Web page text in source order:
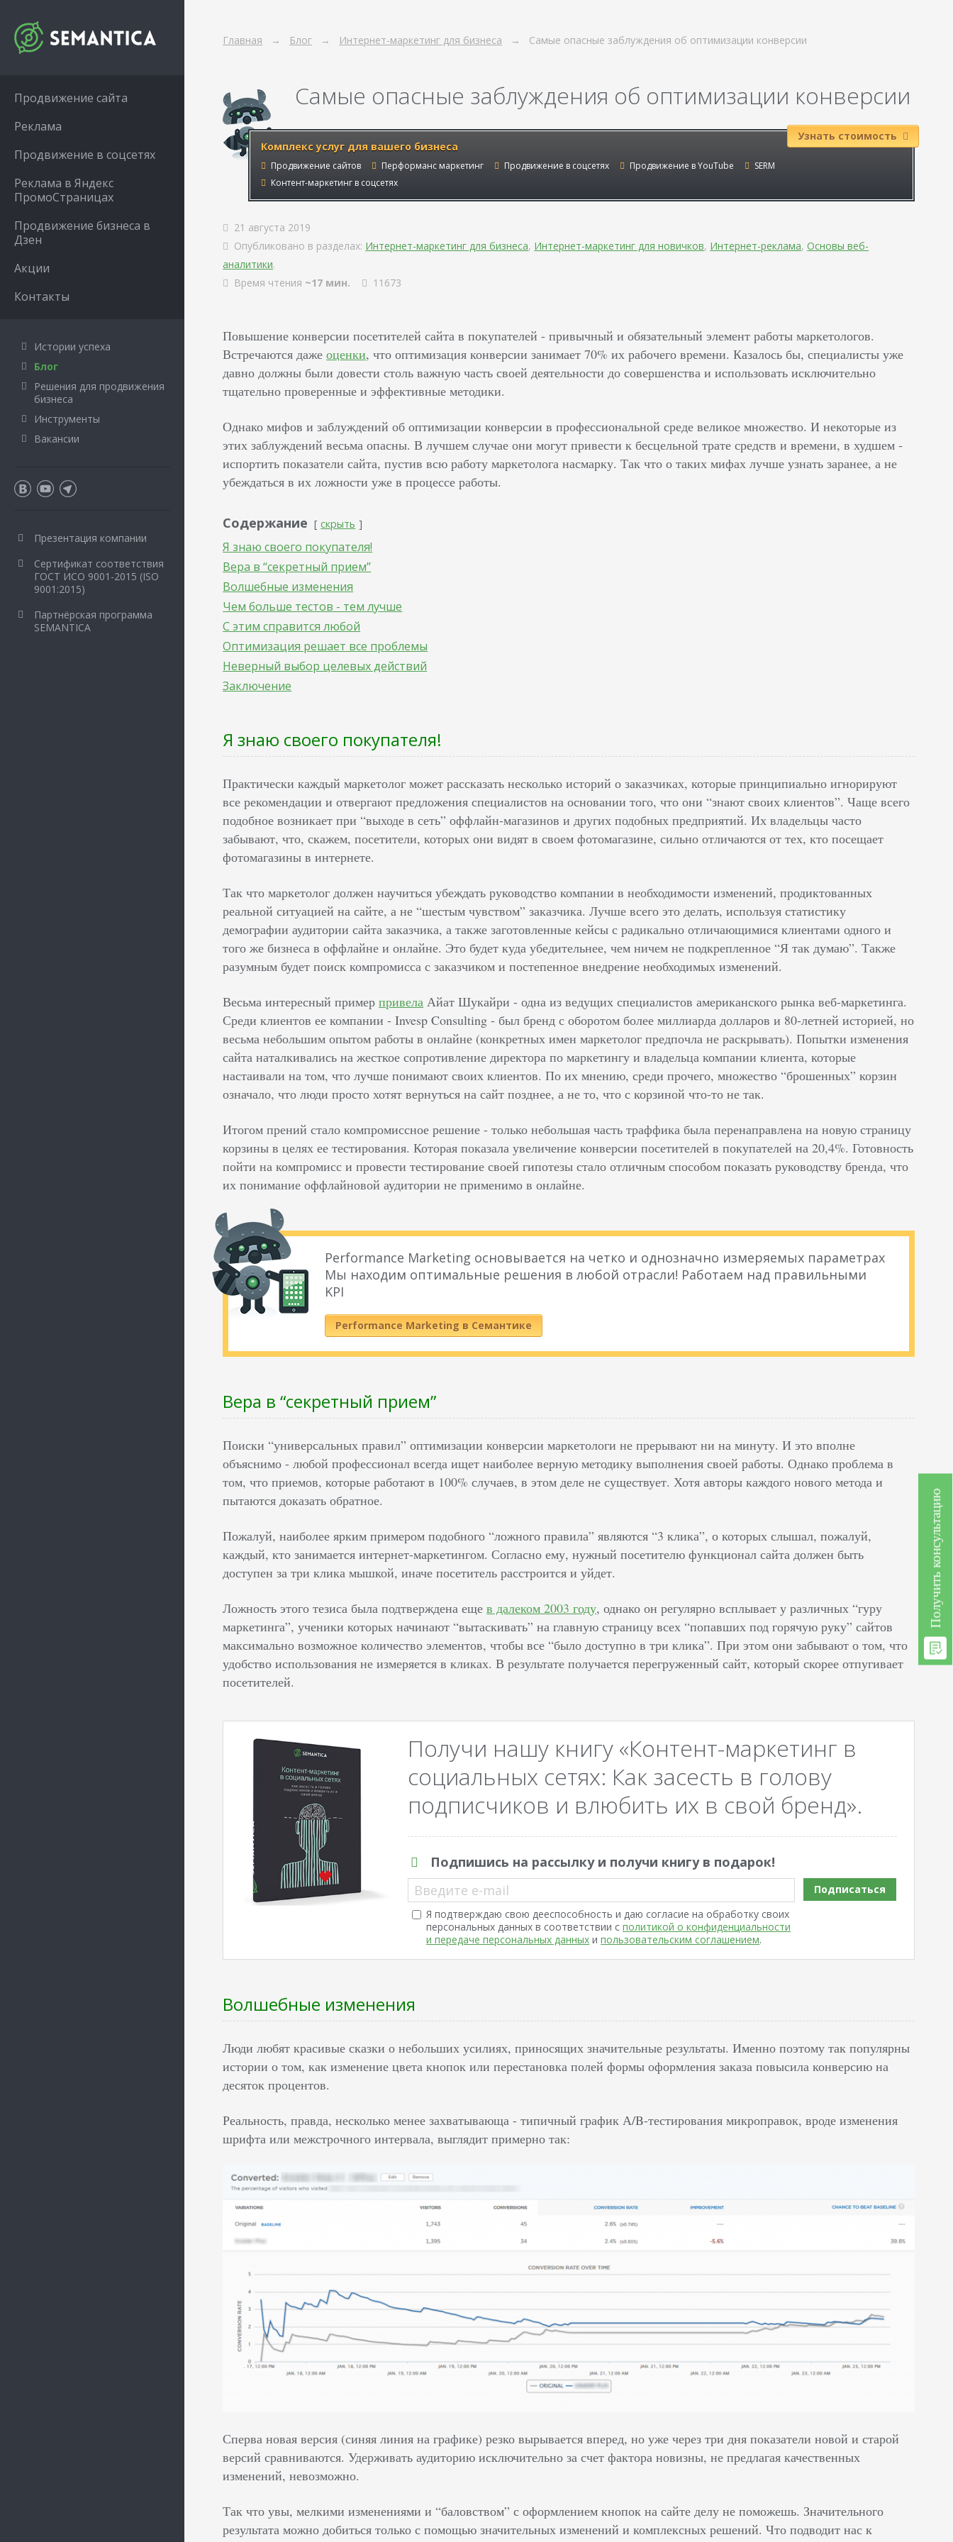
Главная Блог Интернет-маркетинг для бизнеса Самые опасные заблуждения об оптимизации конверсии
Самые опасные заблуждения об оптимизации конверсии
Комплекс услуг для вашего бизнеса
Продвижение сайтов Перформанс маркетинг Продвижение в соцсетях Продвижение в YouTube
SERM
Контент-маркетинг в соцсетях
Узнать стоимость
21 августа 2019
Опубликовано в разделах: Интернет-маркетинг для бизнеса, Интернет-маркетинг для новичков, Интернет-реклама,Основы веб-
аналитики.
Время чтения ~17 мин. 11673
Повышение конверсии посетителей сайта в покупателей - привычный и обязательный элемент работы маркетологов.
Встречаются дажеоценки, что оптимизация конверсии занимает 70% их рабочего времени. Казалось бы, специалисты уже
давно должны были довести столь важную часть своей деятельности до совершенства и использовать исключительно
тщательно проверенные и эффективные методики.
Однако мифов и заблуждений об оптимизации конверсии в профессиональной среде великое множество. И некоторые из
этих заблуждений весьма опасны. В лучшем случае они могут привести к бесцельной трате средств и времени, в худшем -
испортить показатели сайта, пустив всю работу маркетолога насмарку. Так что о таких мифах лучше узнать заранее, а не
убеждаться в их ложности уже в процессе работы.
Содержание скрыть
Я знаю своего покупателя!
Вера в “секретный прием”
Волшебные изменения
Чем больше тестов - тем лучше
С этим справится любой
Оптимизация решает все проблемы
Неверный выбор целевых действий
Заключение
Я знаю своего покупателя!
Практически каждый маркетолог может рассказать несколько историй о заказчиках, которые принципиально игнорируют
все рекомендации и отвергают предложения специалистов на основании того, что они “знают своих клиентов”. Чаще всего
подобное возникает при “выходе в сеть” оффлайн-магазинов и других подобных предприятий. Их владельцы часто
забывают, что, скажем, посетители, которых они видят в своем фотомагазине, сильно отличаются от тех, кто посещает
фотомагазины в интернете.
Так что маркетолог должен научиться убеждать руководство компании в необходимости изменений, продиктованных
реальной ситуацией на сайте, а не “шестым чувством” заказчика. Лучше всего это делать, используя статистику
демографии аудитории сайта заказчика, а также заготовленные кейсы с радикально отличающимися клиентами одного и
того же бизнеса в оффлайне и онлайне. Это будет куда убедительнее, чем ничем не подкрепленное “Я так думаю”. Также
разумным будет поиск компромисса с заказчиком и постепенное внедрение необходимых изменений.
Весьма интересный примерпривела Айат Шукайри - одна из ведущих специалистов американского рынка веб-маркетинга.
Среди клиентов ее компании - Invesp Consulting - был бренд с оборотом более миллиарда долларов и 80-летней историей, но
весьма небольшим опытом работы в онлайне (конкретных имен маркетолог предпочла не раскрывать). Попытки изменения
сайта наталкивались на жесткое сопротивление директора по маркетингу и владельца компании клиента, которые
настаивали на том, что лучше понимают своих клиентов. По их мнению, среди прочего, множество “брошенных” корзин
означало, что люди просто хотят вернуться на сайт позднее, а не то, что с корзиной что-то не так.
Итогом прений стало компромиссное решение - только небольшая часть траффика была перенаправлена на новую страницу
корзины в целях ее тестирования. Которая показала увеличение конверсии посетителей в покупателей на 20,4%. Готовность
пойти на компромисс и провести тестирование своей гипотезы стало отличным способом показать руководству бренда, что
их понимание оффлайновой аудитории не применимо в онлайне.
Performance Marketing основывается на четко и однозначно измеряемых параметрах
Мы находим оптимальные решения в любой отрасли! Работаем над правильными
KPI
Performance Marketing в Семантике
Вера в “секретный прием”
Поиски “универсальных правил” оптимизации конверсии маркетологи не прерывают ни на минуту. И это вполне
объяснимо - любой профессионал всегда ищет наиболее верную методику выполнения своей работы. Однако проблема в
том, что приемов, которые работают в 100% случаев, в этом деле не существует. Хотя авторы каждого нового метода и
пытаются доказать обратное.
Пожалуй, наиболее ярким примером подобного “ложного правила” являются “3 клика”, о которых слышал, пожалуй,
каждый, кто занимается интернет-маркетингом. Согласно ему, нужный посетителю функционал сайта должен быть
доступен за три клика мышкой, иначе посетитель расстроится и уйдет.
Ложность этого тезиса была подтверждена ещев далеком 2003 году, однако он регулярно всплывает у различных “гуру
маркетинга”, ученики которых начинают “вытаскивать” на главную страницу всех “попавших под горячую руку” сайтов
максимально возможное количество элементов, чтобы все “было доступно в три клика”. При этом они забывают о том, что
удобство использования не измеряется в кликах. В результате получается перегруженный сайт, который скорее отпугивает
посетителей.
Получи нашу книгу «Контент-маркетинг в
социальных сетях: Как засесть в голову
подписчиков и влюбить их в свой бренд».
Подпишись на рассылку и получи книгу в подарок!
Введите e-mail
Я подтверждаю свою дееспособность и даю согласие на обработку своих
персональных данных в соответствии сполитикой о конфиденциальности
и передаче персональных данных ипользовательским соглашением.
Подписаться
Волшебные изменения
Люди любят красивые сказки о небольших усилиях, приносящих значительные результаты. Именно поэтому так популярны
истории о том, как изменение цвета кнопок или перестановка полей формы оформления заказа повысила конверсию на
десяток процентов.
Реальность, правда, несколько менее захватывающа - типичный график А/B-тестирования микроправок, вроде изменения
шрифта или межстрочного интервала, выглядит примерно так:
Сперва новая версия (синяя линия на графике) резко вырывается вперед, но уже через три дня показатели новой и старой
версий сравниваются. Удерживать аудиторию исключительно за счет фактора новизны, не предлагая качественных
изменений, невозможно.
Так что увы, мелкими изменениями и “баловством” с оформлением кнопок на сайте делу не поможешь. Значительного
результата можно добиться только с помощью значительных изменений и комплексных решений. Что подводит нас к
Продвижение сайта
Реклама
Продвижение в соцсетях
Реклама в Яндекс
ПромоСтраницах
Продвижение бизнеса в
Дзен
Акции
Контакты
Истории успеха
Блог
Решения для продвижения
бизнеса
Инструменты
Вакансии
Презентация компании
Сертификат соответствия
ГОСТ ИСО 9001-2015 (ISO
9001:2015)
Партнёрская программа
SEMANTICA
Получить консультацию